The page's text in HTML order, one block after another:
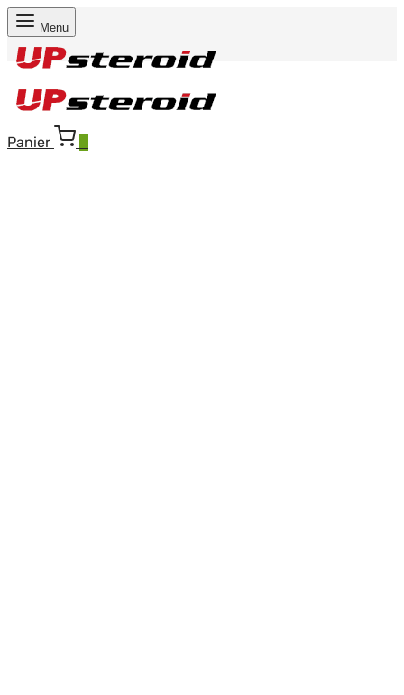
Menu
Panier